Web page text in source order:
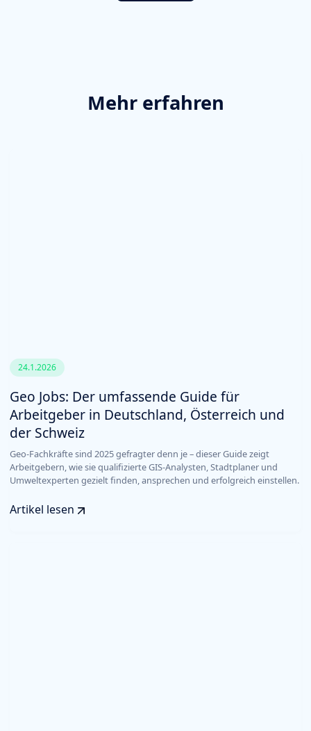
Mehr erfahren
24.1.2026
Geo Jobs: Der umfassende Guide für
Arbeitgeber in Deutschland, Österreich und
der Schweiz
Geo-Fachkräfte sind 2025 gefragter denn je – dieser Guide zeigt
Arbeitgebern, wie sie qualifizierte GIS-Analysten, Stadtplaner und
Umweltexperten gezielt finden, ansprechen und erfolgreich einstellen.
Artikel lesen